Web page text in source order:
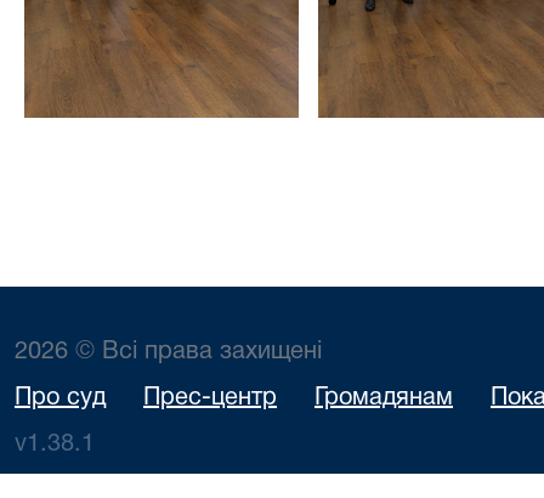
2026 © Всі права захищені
Про суд Прес-центр Громадянам
v1.38.1